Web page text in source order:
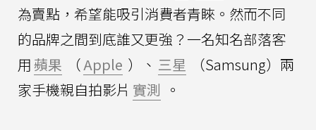
為賣點，希望能吸引消費者青睞。然而不同
的品牌之間到底誰又更強？一名知名部落客
用蘋果 （Apple ）、 三星
（Samsung）兩
家手機親自拍影片 實測 。